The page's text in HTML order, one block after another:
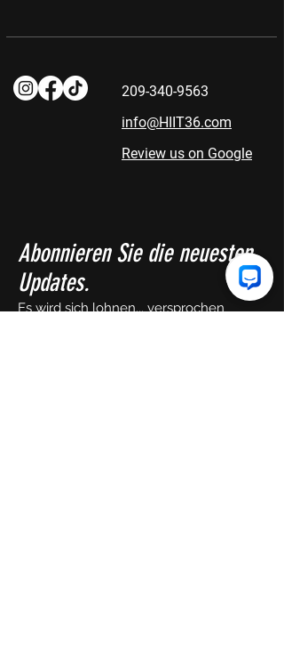
209-340-9563
info@HIIT36.com
Review us on Google
Abonnieren Sie die neuesten
Updates.
Es wird sich lohnen... versprochen